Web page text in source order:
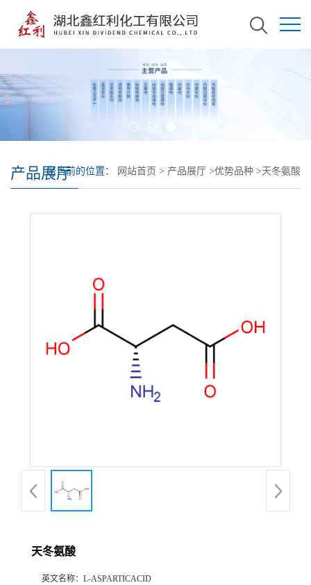
产品展厅您当前的位置： 网站首页 > 产品展厅 >优势品种 >天冬氨酸
天冬氨酸
英文名称： L-ASPARTICACID